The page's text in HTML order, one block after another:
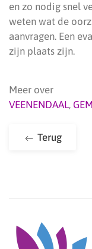
en zo nodig snel
weten wat de
aanvragen. Een
zijn plaats zijn.
Meer over
VEENENDAAL,
Terug